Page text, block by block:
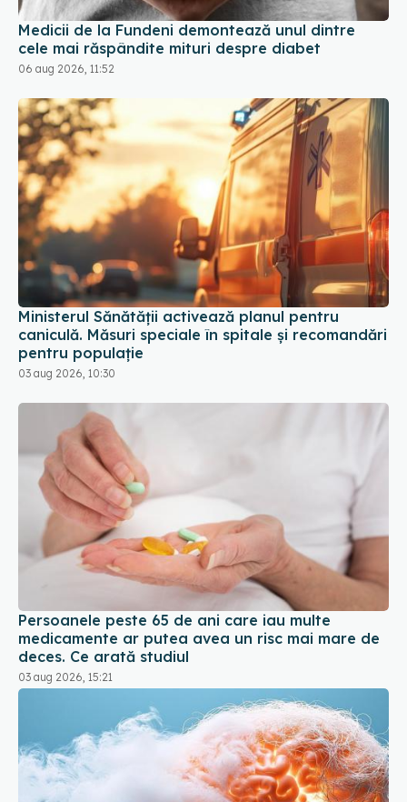
Medicii de la Fundeni demontează unul dintre
cele mai răspândite mituri despre diabet
06 aug 2026, 11:52
Ministerul Sănătății activează planul pentru
caniculă. Măsuri speciale în spitale și recomandări
pentru populație
03 aug 2026, 10:30
Persoanele peste 65 de ani care iau multe
medicamente ar putea avea un risc mai mare de
deces. Ce arată studiul
03 aug 2026, 15:21